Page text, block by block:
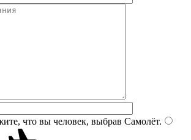
что вы человек, выбрав Самолёт.